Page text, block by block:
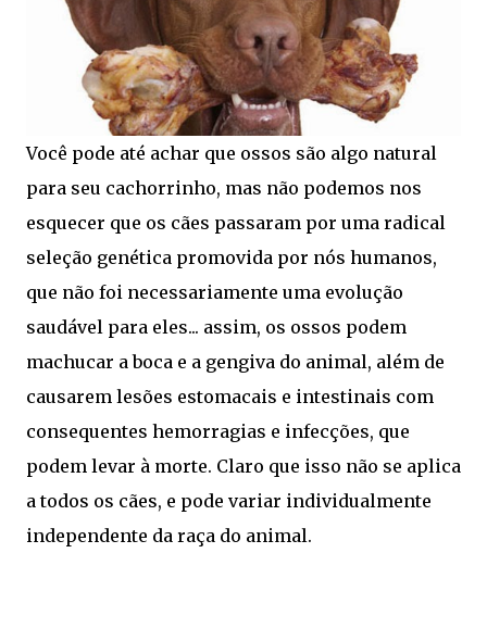
Você pode até achar que ossos são algo natural
para seu cachorrinho, mas não podemos nos
esquecer que os cães passaram por uma radical
seleção genética promovida por nós humanos,
que não foi necessariamente uma evolução
saudável para eles... assim, os ossos podem
machucar a boca e a gengiva do animal, além de
causarem lesões estomacais e intestinais com
consequentes hemorragias e infecções, que
podem levar à morte. Claro que isso não se aplica
a todos os cães, e pode variar individualmente
independente da raça do animal.